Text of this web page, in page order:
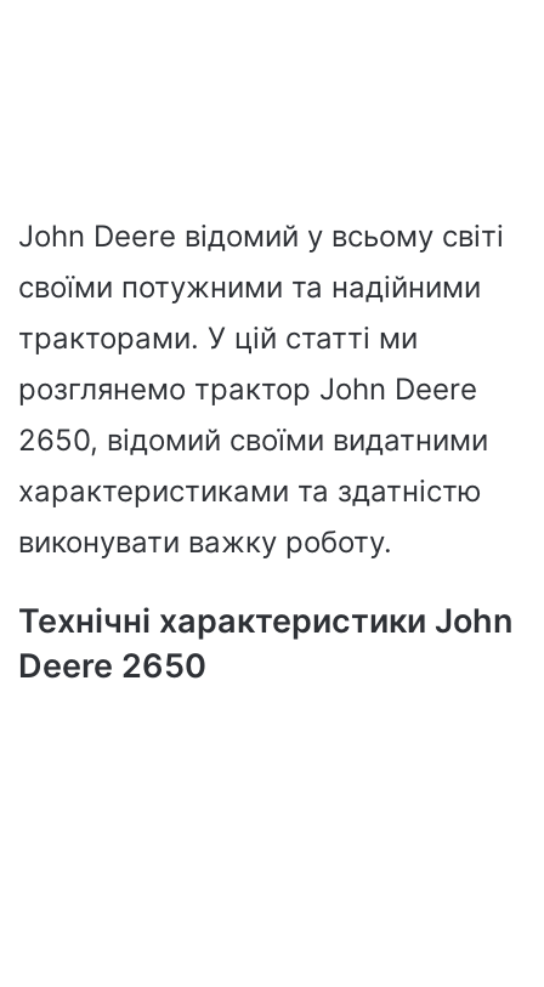
John Deere відомий у всьому світі
своїми потужними та надійними
тракторами. У цій статті ми
розглянемо трактор John Deere
2650, відомий своїми видатними
характеристиками та здатністю
виконувати важку роботу.
Технічні характеристики John
Deere 2650